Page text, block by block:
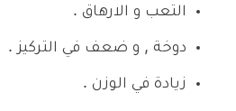
التعب و الارهاق .
دوخة , و ضعف في التركيز .
زيادة في الوزن .